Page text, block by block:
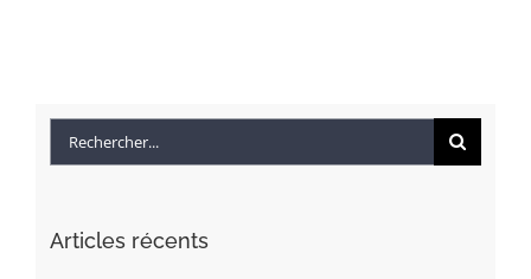
Articles récents